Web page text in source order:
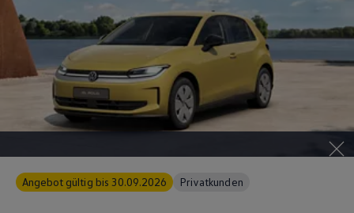
Angebot gültig bis 30.09.2026 Privatkunden